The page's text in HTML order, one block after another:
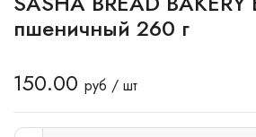
пшеничный 260 г
150.00 руб / шт